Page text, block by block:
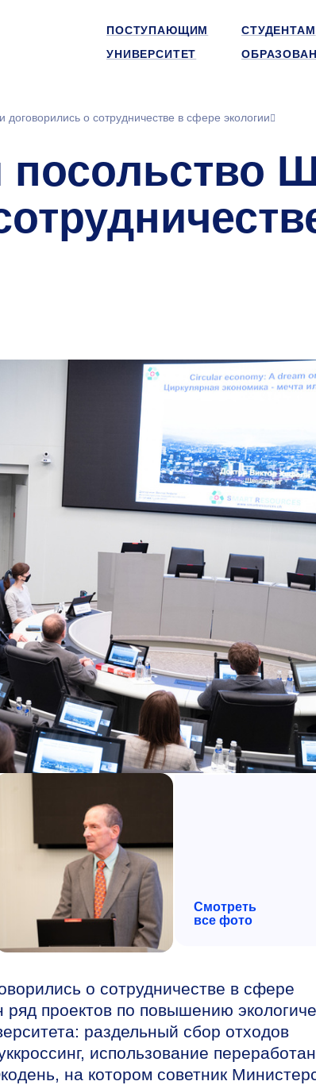
ПОСТУПАЮЩИМ СТУДЕНТАМ
УНИВЕРСИТЕТ
о сотрудничестве в сфере экологии
Смотреть
все фото
о сотрудничестве в сфере
ряд проектов по повышению
раздельный сбор отходов
использование
на котором советник